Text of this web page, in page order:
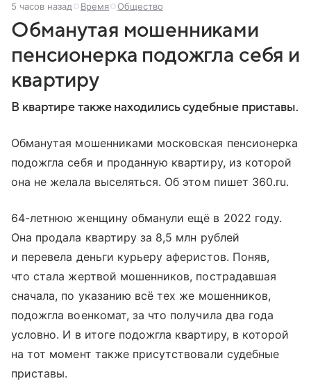
5 часов назад Время Общество
Обманутая мошенниками
пенсионерка подожгла себя и
квартиру
В квартире также находились судебные приставы.
Обманутая мошенниками московская пенсионерка
подожгла себя и проданную квартиру, из которой
она не желала выселяться. Об этом пишет 360.ru.
64-летнюю женщину обманули ещё в 2022 году.
Она продала квартиру за 8,5 млн рублей
и перевела деньги курьеру аферистов. Поняв,
что стала жертвой мошенников, пострадавшая
сначала, по указанию всё тех же мошенников,
подожгла военкомат, за что получила два года
условно. И в итоге подожгла квартиру, в которой
на тот момент также присутствовали судебные
приставы.